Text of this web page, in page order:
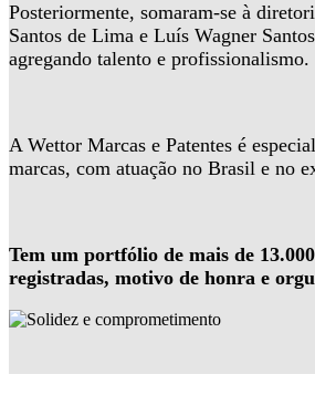
Posteriormente, somaram-se à
Santos de Lima e Luís Wagner
agregando talento e profissionalismo.
A Wettor Marcas e Patentes é
marcas, com atuação no Brasil e no
Tem um portfólio de mais de
registradas, motivo de honra e